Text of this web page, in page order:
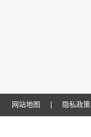
网站地图 隐私政策